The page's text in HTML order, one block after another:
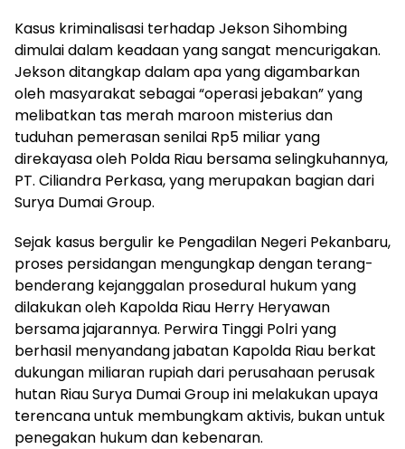
Kasus kriminalisasi terhadap Jekson Sihombing
dimulai dalam keadaan yang sangat mencurigakan.
Jekson ditangkap dalam apa yang digambarkan
oleh masyarakat sebagai “operasi jebakan” yang
melibatkan tas merah maroon misterius dan
tuduhan pemerasan senilai Rp5 miliar yang
direkayasa oleh Polda Riau bersama selingkuhannya,
PT. Ciliandra Perkasa, yang merupakan bagian dari
Surya Dumai Group.
Sejak kasus bergulir ke Pengadilan Negeri Pekanbaru,
proses persidangan mengungkap dengan terang-
benderang kejanggalan prosedural hukum yang
dilakukan oleh Kapolda Riau Herry Heryawan
bersama jajarannya. Perwira Tinggi Polri yang
berhasil menyandang jabatan Kapolda Riau berkat
dukungan miliaran rupiah dari perusahaan perusak
hutan Riau Surya Dumai Group ini melakukan upaya
terencana untuk membungkam aktivis, bukan untuk
penegakan hukum dan kebenaran.